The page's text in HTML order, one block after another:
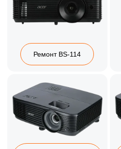
Ремонт BS-114